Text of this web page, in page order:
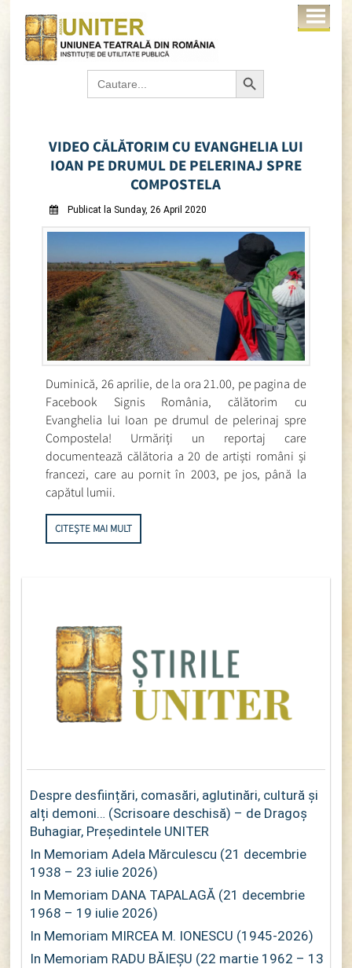
Search
for:
Search Button
VIDEO CĂLĂTORIM CU EVANGHELIA LUI
IOAN PE DRUMUL DE PELERINAJ SPRE
COMPOSTELA
Publicat la Sunday, 26 April 2020
Duminică, 26 aprilie, de la ora 21.00, pe pagina de
Facebook Signis România, călătorim cu
Evanghelia lui Ioan pe drumul de pelerinaj spre
Compostela! Urmăriți un reportaj care
documentează călătoria a 20 de artiști români și
francezi, care au pornit în 2003, pe jos, până la
capătul lumii.
CITEȘTE MAI MULT
Despre desființări, comasări, aglutinări, cultură și
alți demoni… (Scrisoare deschisă) – de Dragoș
Buhagiar, Președintele UNITER
In Memoriam Adela Mărculescu (21 decembrie
1938 – 23 iulie 2026)
In Memoriam DANA TAPALAGĂ (21 decembrie
1968 – 19 iulie 2026)
In Memoriam MIRCEA M. IONESCU (1945-2026)
In Memoriam RADU BĂIEȘU (22 martie 1962 – 13